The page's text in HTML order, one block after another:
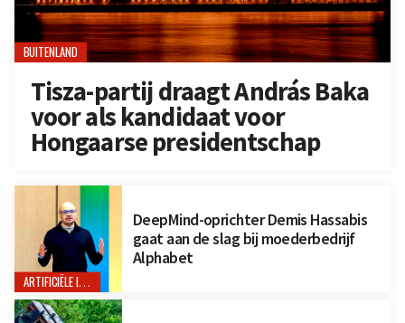
BUITENLAND
Tisza-partij draagt András Baka
voor als kandidaat voor
Hongaarse presidentschap
ARTIFICIËLE INTELLIGENTIE
DeepMind-oprichter Demis Hassabis
gaat aan de slag bij moederbedrijf
Alphabet